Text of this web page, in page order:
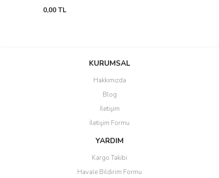
0,00 TL
KURUMSAL
Hakkımızda
Blog
İletişim
İletişim Formu
YARDIM
Kargo Takibi
Havale Bildirim Formu